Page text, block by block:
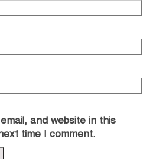
and website in this
time I comment.